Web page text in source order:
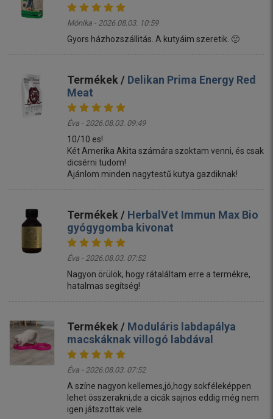
Mónika - 2026.08.03. 10:59
Gyors házhozszállitás. A kutyáim szeretik. 🙂
Termékek / Delikan Prima Energy Red
Meat
Éva - 2026.08.03. 09:49
10/10 es!
Két Amerika Akita számára szoktam venni, és csak
dicsérni tudom!
Ajánlom minden nagytestű kutya gazdiknak!
Termékek / HerbalVet Immun Max Bio
gyógygomba kivonat
Éva - 2026.08.03. 07:52
Nagyon örülök, hogy rátaláltam erre a termékre,
hatalmas segítség!
Termékek / Moduláris labdapálya
macskáknak villogó labdával
Éva - 2026.08.03. 07:52
A színe nagyon kellemes,jó,hogy sokféleképpen
lehet összerakni,de a cicák sajnos eddig még nem
igen játszottak vele.